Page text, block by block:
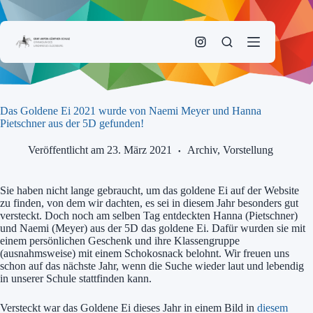
Zum
Inhalt
Das Goldene Ei 2021 wurde von Naemi Meyer und Hanna
Pietschner aus der 5D gefunden!
Veröffentlicht am 23. März 2021 Archiv, Vorstellung
Sie haben nicht lange gebraucht, um das goldene Ei auf der Website
zu finden, von dem wir dachten, es sei in diesem Jahr besonders gut
versteckt. Doch noch am selben Tag entdeckten Hanna (Pietschner)
und Naemi (Meyer) aus der 5D das goldene Ei. Dafür wurden sie mit
einem persönlichen Geschenk und ihre Klassengruppe
(ausnahmsweise) mit einem Schokosnack belohnt. Wir freuen uns
schon auf das nächste Jahr, wenn die Suche wieder laut und lebendig
in unserer Schule stattfinden kann.
Versteckt war das Goldene Ei dieses Jahr in einem Bild in diesem